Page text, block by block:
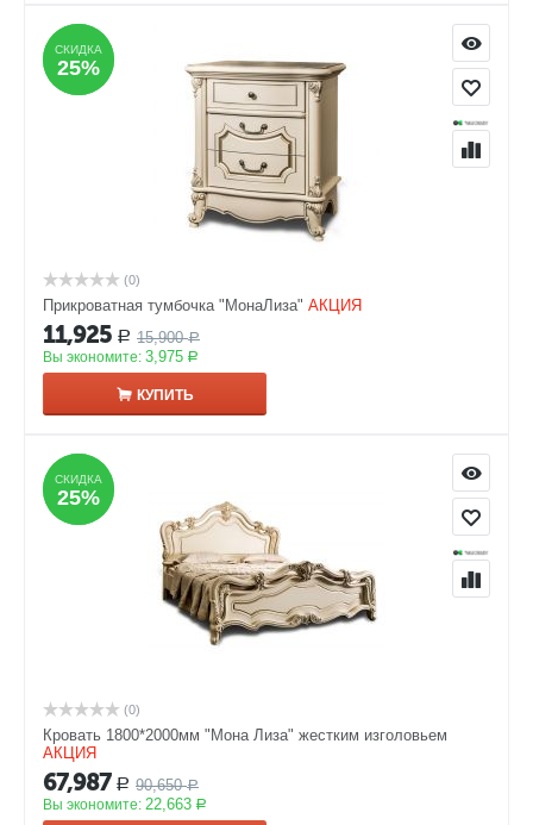
СКИДКА
25%
СКИДКА
25%
(0)
Прикроватная тумбочка "МонаЛиза" АКЦИЯ
11,925 Р 15,900 Р
Вы экономите: 3,975 Р
КУПИТЬ
СКИДКА
25%
СКИДКА
25%
(0)
Кровать 1800*2000мм "Мона Лиза" жестким изголовьем
АКЦИЯ
67,987 Р 90,650 Р
Вы экономите: 22,663 Р